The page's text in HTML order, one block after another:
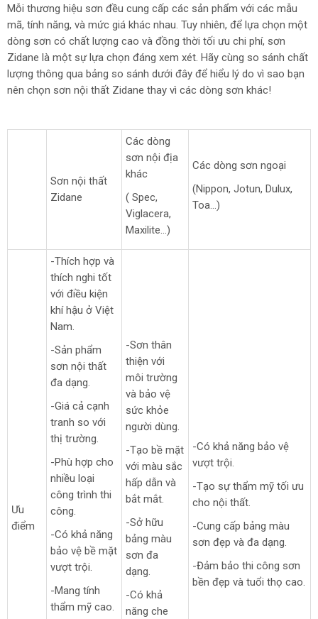
Mỗi thương hiệu sơn đều cung cấp các sản phẩm với các mẫu
mã, tính năng, và mức giá khác nhau. Tuy nhiên, để lựa chọn một
dòng sơn có chất lượng cao và đồng thời tối ưu chi phí, sơn
Zidane là một sự lựa chọn đáng xem xét. Hãy cùng so sánh chất
lượng thông qua bảng so sánh dưới đây để hiểu lý do vì sao bạn
nên chọn sơn nội thất Zidane thay vì các dòng sơn khác!
Sơn nội thất
Zidane
Các dòng
sơn nội địa
khác
( Spec,
Viglacera,
Maxilite…)
Các dòng sơn ngoại
(Nippon, Jotun, Dulux,
Toa…)
Ưu
điểm
-Thích hợp và
thích nghi tốt
với điều kiện
khí hậu ở Việt
Nam.
-Sản phẩm
sơn nội thất
đa dạng.
-Giá cả cạnh
tranh so với
thị trường.
-Phù hợp cho
nhiều loại
công trình thi
công.
-Có khả năng
bảo vệ bề mặt
vượt trội.
-Mang tính
thẩm mỹ cao.
-Sơn thân
thiện với
môi trường
và bảo vệ
sức khỏe
người dùng.
-Tạo bề mặt
với màu sắc
hấp dẫn và
bắt mắt.
-Sở hữu
bảng màu
sơn đa
dạng.
-Có khả
năng che
-Có khả năng bảo vệ
vượt trội.
-Tạo sự thẩm mỹ tối ưu
cho nội thất.
-Cung cấp bảng màu
sơn đẹp và đa dạng.
-Đảm bảo thi công sơn
bền đẹp và tuổi thọ cao.